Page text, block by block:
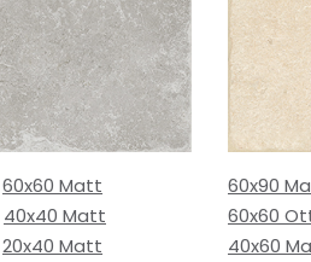
60x60 Matt
40x40 Matt
20x40 Matt
60x90
60x60
40x60